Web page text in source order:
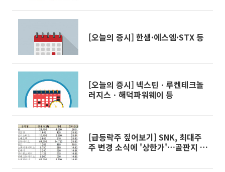
[오늘의 증시] 한샘·에스엠·STX 등
[오늘의 증시] 넥스틴ㆍ루켄테크놀
러지스ㆍ해덕파워웨이 등
[급등락주 짚어보기] SNK, 최대주
주 변경 소식에 '상한가'…골판지 대